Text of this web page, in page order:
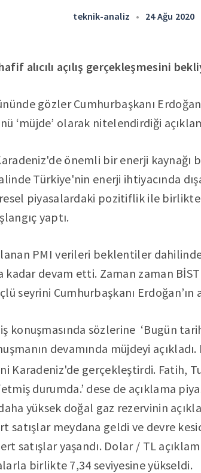
teknik-analiz • 24 Ağu 2020
alıcılı açılış gerçekleşmesini
gözler Cumhurbaşkanı
‘müjde’ olarak nitelendirdiği
önemli bir enerji kaynağı
Türkiye'nin enerji ihtiyacında dışa
piyasalardaki pozitiflik ile birlikte
yaptı.
PMI verileri beklentiler
devam etti. Zaman zaman
seyrini Cumhurbaşkanı Erdoğan’ın
konuşmasında sözlerine ‘Bugün
devamında müjdeyi
Karadeniz'de gerçekleştirdi. Fatih,
durumda.’ dese de açıklama
yüksek doğal gaz rezervinin
satışlar meydana geldi ve devre
satışlar yaşandı. Dolar / TL
birlikte 7,34 seviyesine yükseldi.